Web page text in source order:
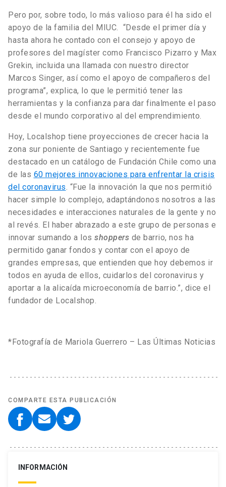
Pero por, sobre todo, lo más valioso para él ha sido el
apoyo de la familia del MIUC. “Desde el primer día y
hasta ahora he contado con el consejo y apoyo de
profesores del magíster como Francisco Pizarro y Max
Grekin, incluida una llamada con nuestro director
Marcos Singer, así como el apoyo de compañeros del
programa”, explica, lo que le permitió tener las
herramientas y la confianza para dar finalmente el paso
desde el mundo corporativo al del emprendimiento.
Hoy, Localshop tiene proyecciones de crecer hacia la
zona sur poniente de Santiago y recientemente fue
destacado en un catálogo de Fundación Chile como una
de las 60 mejores innovaciones para enfrentar la crisis
del coronavirus. “Fue la innovación la que nos permitió
hacer simple lo complejo, adaptándonos nosotros a las
necesidades e interacciones naturales de la gente y no
al revés. El haber abrazado a este grupo de personas e
innovar sumando a los shoppers de barrio, nos ha
permitido ganar fondos y contar con el apoyo de
grandes empresas, que entienden que hoy debemos ir
todos en ayuda de ellos, cuidarlos del coronavirus y
aportar a la alicaída microeconomía de barrio.”, dice el
fundador de Localshop.
*Fotografía de Mariola Guerrero – Las Últimas Noticias
COMPARTE ESTA PUBLICACIÓN
INFORMACIÓN